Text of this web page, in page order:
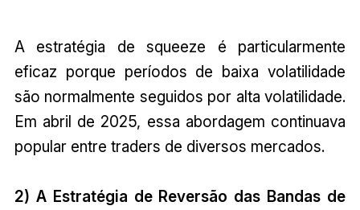
A estratégia de squeeze é particularmente
eficaz porque períodos de baixa volatilidade
são normalmente seguidos por alta volatilidade.
Em abril de 2025, essa abordagem continuava
popular entre traders de diversos mercados.
2) A Estratégia de Reversão das Bandas de